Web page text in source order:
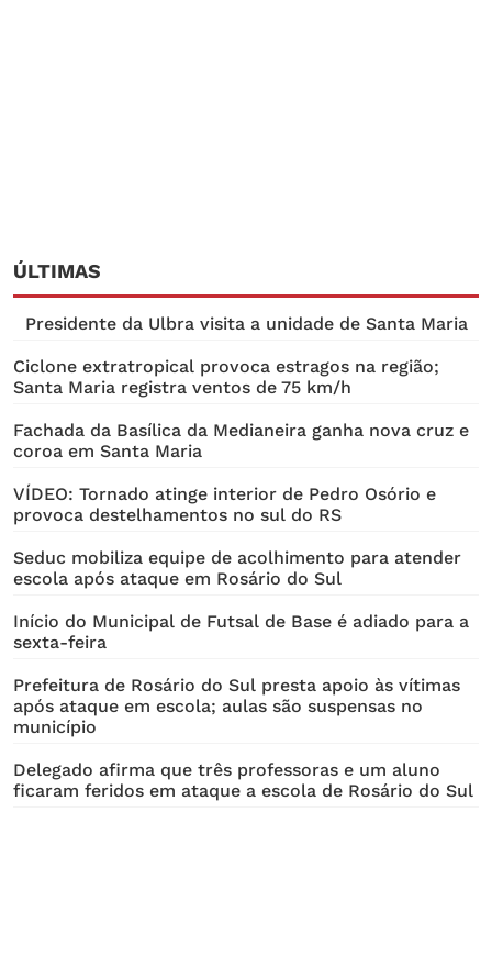
ÚLTIMAS
Presidente da Ulbra visita a unidade de Santa Maria
Ciclone extratropical provoca estragos na região;
Santa Maria registra ventos de 75 km/h
Fachada da Basílica da Medianeira ganha nova cruz e
coroa em Santa Maria
VÍDEO: Tornado atinge interior de Pedro Osório e
provoca destelhamentos no sul do RS
Seduc mobiliza equipe de acolhimento para atender
escola após ataque em Rosário do Sul
Início do Municipal de Futsal de Base é adiado para a
sexta-feira
Prefeitura de Rosário do Sul presta apoio às vítimas
após ataque em escola; aulas são suspensas no
município
Delegado afirma que três professoras e um aluno
ficaram feridos em ataque a escola de Rosário do Sul